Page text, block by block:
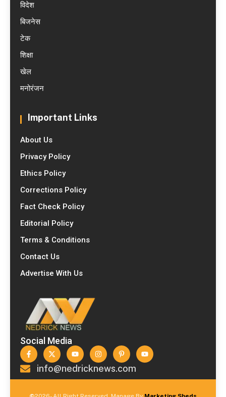
विदेश
बिजनेस
टेक
शिक्षा
खेल
मनोरंजन
Important Links
About Us
Privacy Policy
Ethics Policy
Corrections Policy
Fact Check Policy
Editorial Policy
Terms & Conditions
Contact Us
Advertise With Us
Social Media
info@nedricknews.com